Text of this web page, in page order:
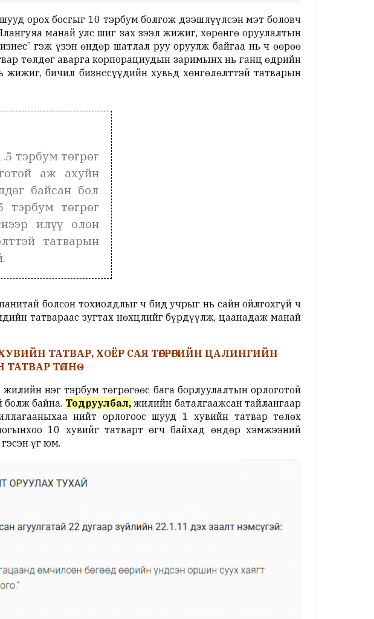
орох босгыг 10 тэрбум болгож дээшлүүлсэн мэт боловч
манай улс шиг зах зээл жижиг, хөрөнгө оруулалтын
гэж үзэн өндөр шатлал руу оруулж байгаа нь ч өөрөө
төлдөг аварга корпорациудын заримынх нь ганц өдрийн
бичил бизнесүүдийн хувьд хөнгөлөлттэй татварын
тэрбум төгрөг
аж ахуйн
байсан бол
тэрбум төгрөг
илүү олон
татварын
болсон тохиолдлыг ч бид учрыг нь сайн ойлгохгүй ч
татвараас зугтах нөхцлийг бүрдүүлж, цаанадаж манай
ТАТВАР, ХОЁР САЯ ТӨГРӨГИЙН ЦАЛИНГИЙН
ТӨЛНӨ -
нэг тэрбум төгрөгөөс бага борлуулалтын орлоготой
болж байна. Тодруулбал,жилийн баталгаажсан тайлангаар
нийт орлогоос шууд 1 хувийн татвар төлөх
10 хувийг татварт өгч байхад өндөр хэмжээний
үг юм.